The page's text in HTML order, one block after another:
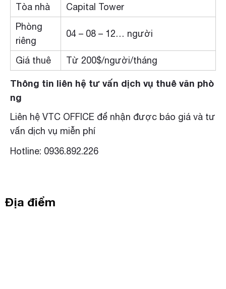
Tòa nhà
Capital Tower
Phòng
riêng
04 – 08 – 12… người
Giá thuê Từ 200$/người/tháng
Thông tin liên hệ tư vấn dịch vụ thuê văn phò
ng
Liên hệ VTC OFFICE để nhận được báo giá và tư
vấn dịch vụ miễn phí
Hotline: 0936.892.226
Địa điểm